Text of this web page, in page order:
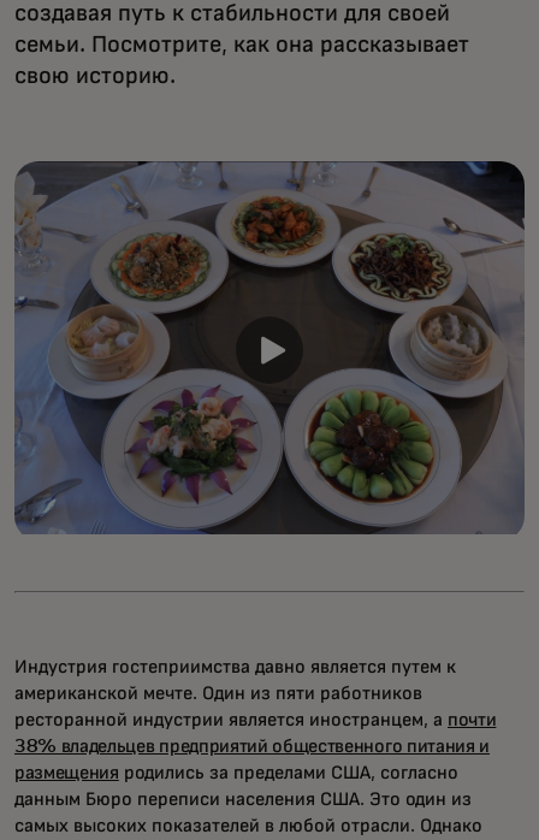
создавая путь к стабильности для своей
семьи. Посмотрите, как она рассказывает
свою историю.
Индустрия гостеприимства давно является путем к
американской мечте. Один из пяти работников
ресторанной индустрии является иностранцем, а почти
38% владельцев предприятий общественного питания и
размещения родились за пределами США, согласно
данным Бюро переписи населения США. Это один из
самых высоких показателей в любой отрасли. Однако